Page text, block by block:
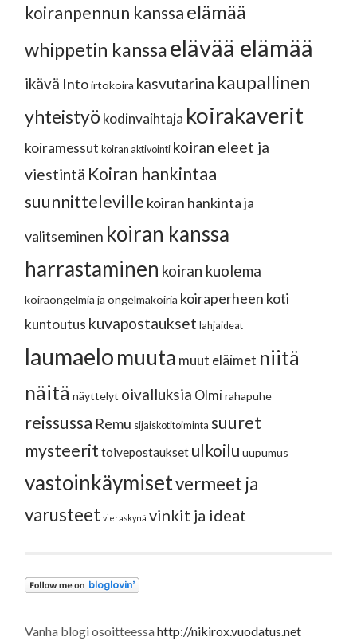
koiranpennun kanssaelämää
whippetin kanssaelävää elämää
ikävä Intoirtokoira kasvutarina kaupallinen
yhteistyö kodinvaihtaja koirakaverit
koiramessut koiran aktivointi koiran eleet ja
viestintä Koiran hankintaa
suunnitteleville koiran hankinta ja
valitseminen koiran kanssa
harrastaminen koiran kuolema
koiraongelmia ja ongelmakoiria koiraperheen koti
kuntoutus kuvapostaukset lahjaideat
laumaelomuuta muut eläimet niitä
näitä näyttelyt oivalluksia Olmi rahapuhe
reissussa Remu sijaiskotitoiminta suuret
mysteerit toivepostaukset ulkoilu uupumus
vastoinkäymisetvermeet ja
varusteet vieraskynä vinkit ja ideat
Vanha blogi osoitteessahttp://nikirox.vuodatus.net